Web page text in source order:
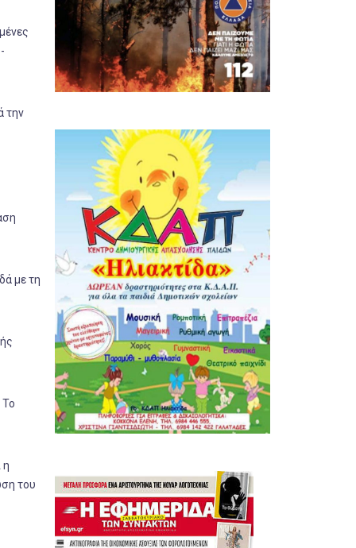
την
με τη
Το
η
του